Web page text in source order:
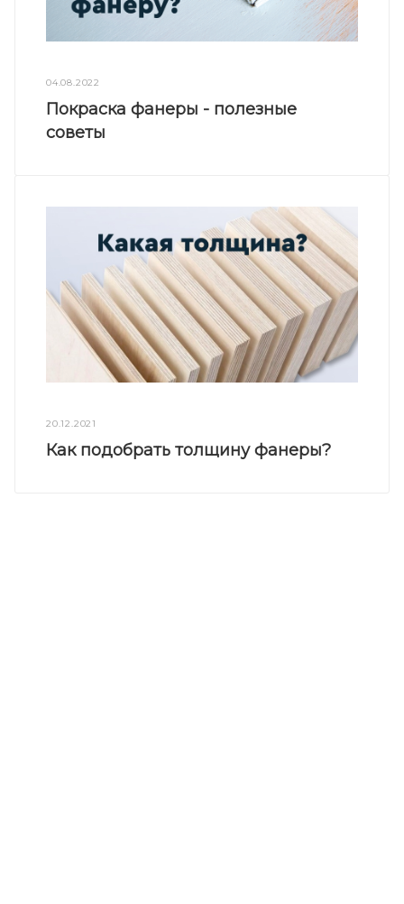
04.08.2022
Покраска фанеры - полезные
советы
20.12.2021
Как подобрать толщину фанеры?